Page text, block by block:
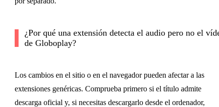
¿Por qué una extensión detecta el audio pero no el
de Globoplay?
Los cambios en el sitio o en el navegador pueden afectar a las
extensiones genéricas. Comprueba primero si el título admite
descarga oficial y, si necesitas descargarlo desde el ordenador,